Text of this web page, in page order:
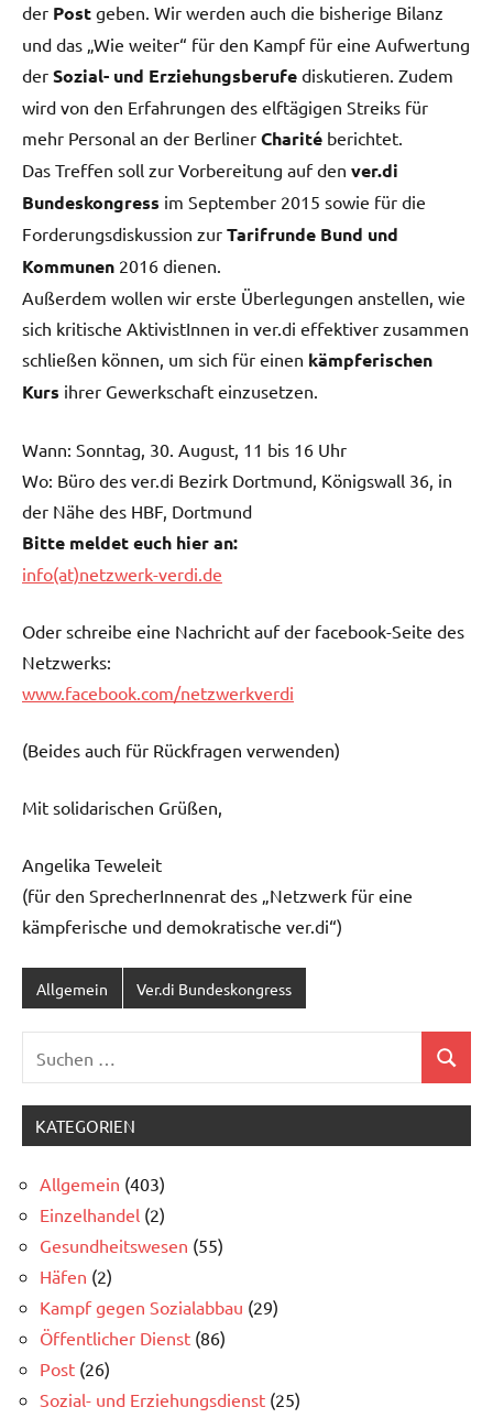
der Post geben. Wir werden auch die bisherige Bilanz
und das „Wie weiter“ für den Kampf für eine Aufwertung
der Sozial- und Erziehungsberufe diskutieren. Zudem
wird von den Erfahrungen des elftägigen Streiks für
mehr Personal an der Berliner Charité berichtet.
Das Treffen soll zur Vorbereitung auf den ver.di
Bundeskongress im September 2015 sowie für die
Forderungsdiskussion zur Tarifrunde Bund und
Kommunen 2016 dienen.
Außerdem wollen wir erste Überlegungen anstellen, wie
sich kritische AktivistInnen in ver.di effektiver zusammen
schließen können, um sich für einen kämpferischen
Kurs ihrer Gewerkschaft einzusetzen.
Wann: Sonntag, 30. August, 11 bis 16 Uhr
Wo: Büro des ver.di Bezirk Dortmund, Königswall 36, in
der Nähe des HBF, Dortmund
Bitte meldet euch hier an:
info(at)netzwerk-verdi.de
Oder schreibe eine Nachricht auf der facebook-Seite des
Netzwerks:
www.facebook.com/netzwerkverdi
(Beides auch für Rückfragen verwenden)
Mit solidarischen Grüßen,
Angelika Teweleit
(für den SprecherInnenrat des „Netzwerk für eine
kämpferische und demokratische ver.di“)
Allgemein Ver.di Bundeskongress
nach:
Suchen
KATEGORIEN
Allgemein (403)
Einzelhandel (2)
Gesundheitswesen (55)
Häfen (2)
Kampf gegen Sozialabbau (29)
Öffentlicher Dienst (86)
Post (26)
Sozial- und Erziehungsdienst (25)